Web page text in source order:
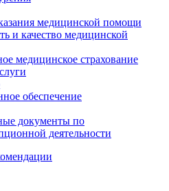
медицинской помощи
и качество медицинской
медицинское страхование
обеспечение
документы по
деятельности